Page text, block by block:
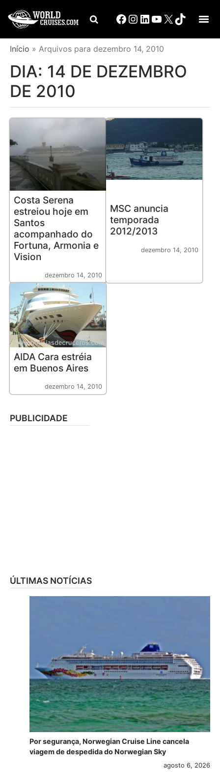
Início » Arquivos para dezembro 14, 2010
DIA: 14 DE DEZEMBRO
DE 2010
Costa Serena
estreiou hoje em
Santos
acompanhado do
Fortuna, Armonia e
Vision
dezembro 14, 2010
MSC anuncia
temporada
2012/2013
dezembro 14, 2010
AIDA Cara estréia
em Buenos Aires
dezembro 14, 2010
PUBLICIDADE
ÚLTIMAS NOTÍCIAS
Por segurança, Norwegian Cruise Line cancela
viagem de despedida do Norwegian Sky
agosto 6, 2026